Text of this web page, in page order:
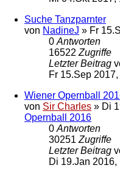
Suche Tanzparnter
von NadineJ » Fr
0 Antworten
16522 Zugriffe
Letzter Beitrag
Fr 15.Sep
Wiener Opernball
von Sir Charles » Di
Opernball 2016
0 Antworten
30251 Zugriffe
Letzter Beitrag
Di 19.Jan 2016,